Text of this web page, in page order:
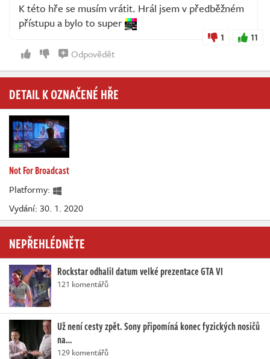
K této hře se musím vrátit. Hrál jsem v předběžném
přístupu a bylo to super
1 11
Odpovědět
DETAIL K OZNAČENÉ HŘE
Not For Broadcast
Platformy:
Vydání: 30. 1. 2020
NEPŘEHLÉDNĚTE
Rockstar odhalil datum velké prezentace GTA VI
121 komentářů
Už není cesty zpět. Sony připomíná konec fyzických nosičů
na…
129 komentářů